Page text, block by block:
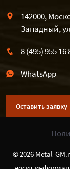
142000,
Западный,
8 (495) 955 16
WhatsApp
Оставить заявку
© 2026 Metal-